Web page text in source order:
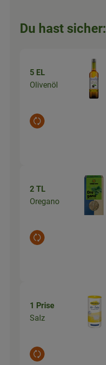
Du hast sicher:
5 EL
Olivenöl
Auswahl ändern
2 TL
Oregano
Auswahl ändern
1 Prise
Salz
Auswahl ändern